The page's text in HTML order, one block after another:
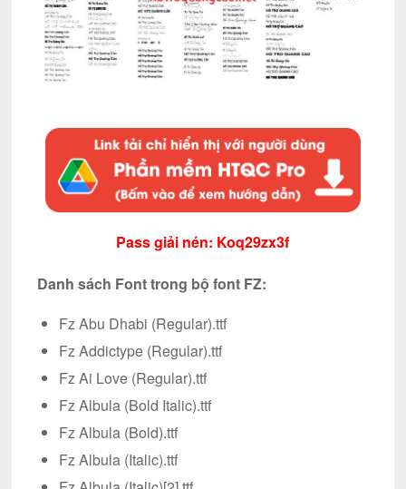
Pass giải nén: Koq29zx3f
Danh sách Font trong bộ font FZ:
Fz Abu Dhabi (Regular).ttf
Fz Addictype (Regular).ttf
Fz Ai Love (Regular).ttf
Fz Albula (Bold Italic).ttf
Fz Albula (Bold).ttf
Fz Albula (Italic).ttf